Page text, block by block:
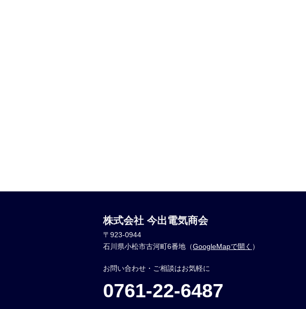
株式会社 今出電気商会
〒923-0944
石川県小松市古河町6番地（GoogleMapで開く ）
お問い合わせ・ご相談はお気軽に
0761-22-6487